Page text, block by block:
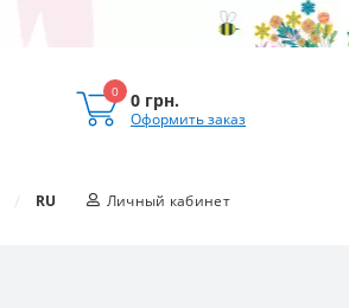
0 0 грн.
Оформить заказ
/ RU Личный кабинет